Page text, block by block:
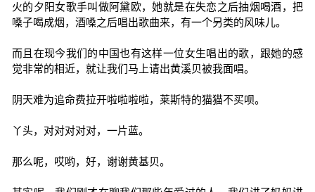
火的夕阳女歌手叫做阿黛欧，她就是在失恋之后抽烟喝酒，把
嗓子喝成烟，酒嗓之后唱出歌曲来，有一个另类的风味儿。
而且在现今我们的中国也有这样一位女生唱出的歌，跟她的感
觉非常的相近，就让我们马上请出黄溪贝被我面唱。
阴天难为追命费拉开啦啦啦啦，莱斯特的猫猫不买呗。
丫头，对对对对对，一片蓝。
那么呢，哎哟，好，谢谢黄基贝。